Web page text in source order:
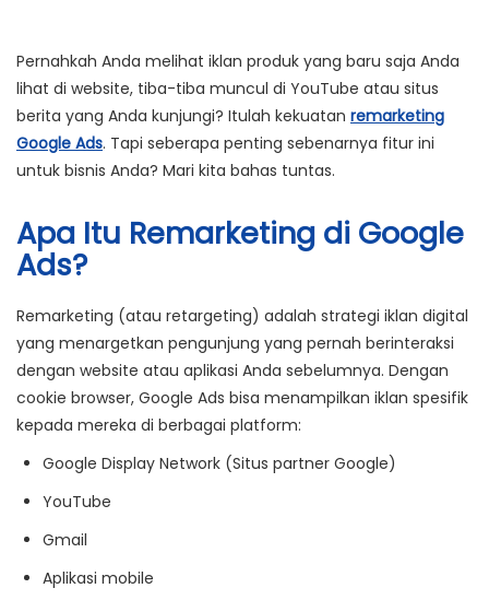
Pernahkah Anda melihat iklan produk yang baru saja Anda
lihat di website, tiba-tiba muncul di YouTube atau situs
berita yang Anda kunjungi? Itulah kekuatan remarketing
Google Ads. Tapi seberapa penting sebenarnya fitur ini
untuk bisnis Anda? Mari kita bahas tuntas.
Apa Itu Remarketing di Google
Ads?
Remarketing (atau retargeting) adalah strategi iklan digital
yang menargetkan pengunjung yang pernah berinteraksi
dengan website atau aplikasi Anda sebelumnya. Dengan
cookie browser, Google Ads bisa menampilkan iklan spesifik
kepada mereka di berbagai platform:
Google Display Network (Situs partner Google)
YouTube
Gmail
Aplikasi mobile